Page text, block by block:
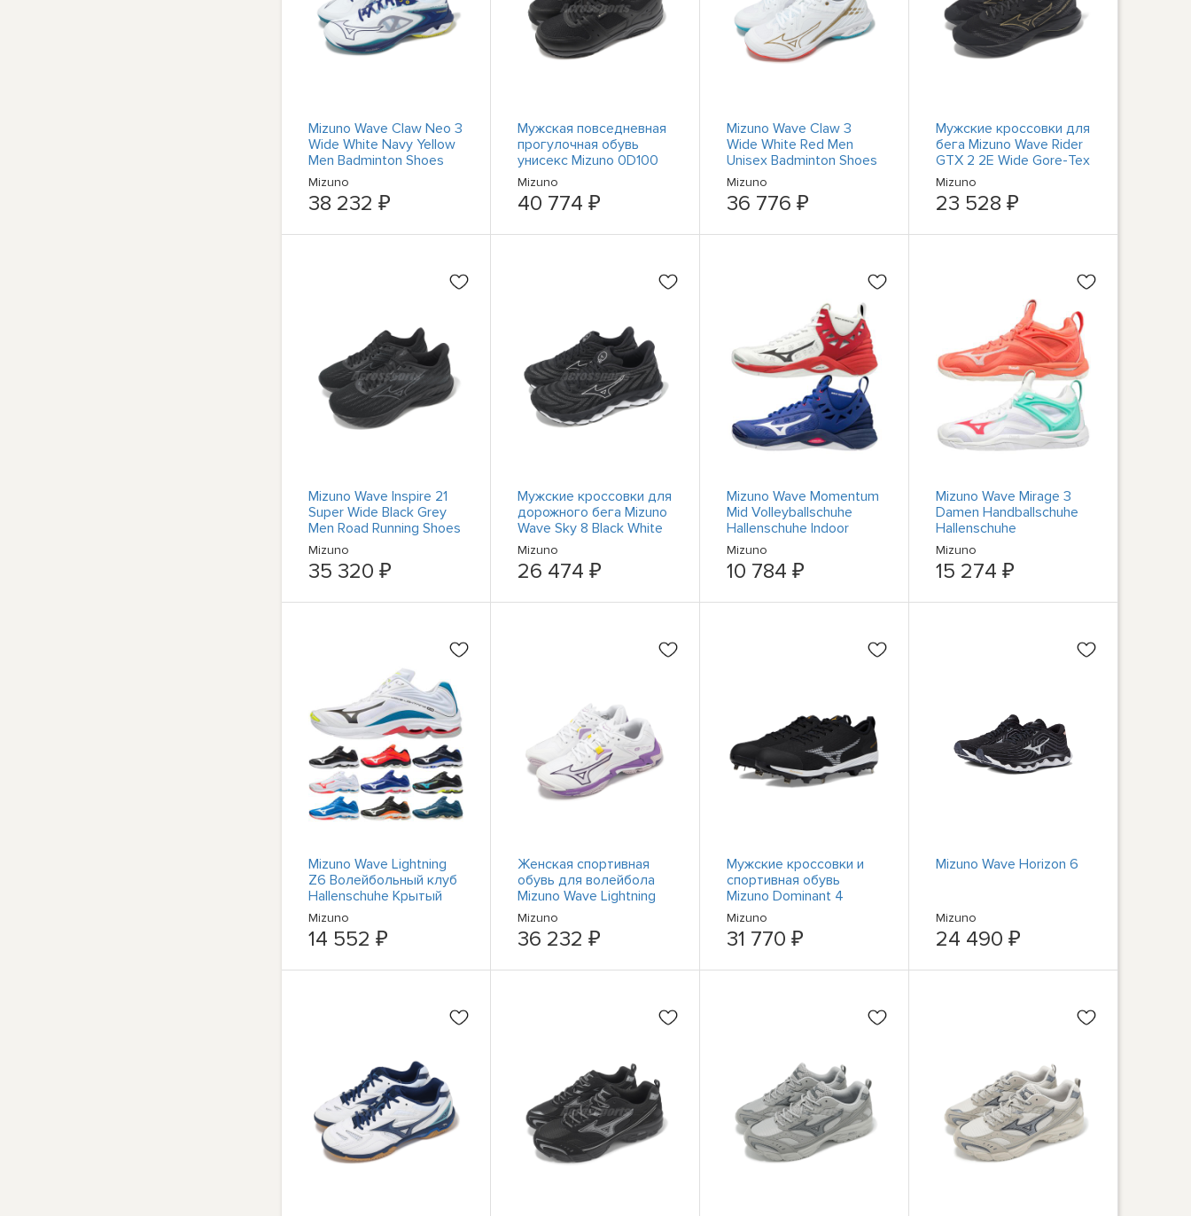
Mizuno Wave Claw Neo 3
Wide White Navy Yellow
Men Badminton Shoes
71GA2473-16
Mizuno
38 232 ₽
Мужская повседневная
прогулочная обувь
унисекс Mizuno 0D100
GTX 8 Gore-Tex
черного цвета
B1GA2300-09
Mizuno
40 774 ₽
Mizuno Wave Claw 3
Wide White Red Men
Unisex Badminton Shoes
71GA2443-24
Mizuno
36 776 ₽
Мужские кроссовки для
бега Mizuno Wave Rider
GTX 2 2E Wide Gore-Tex
Black Gold J1GC2480-01
Mizuno
23 528 ₽
Mizuno Wave Inspire 21
Super Wide Black Grey
Men Road Running Shoes
J1GC2545-03
Mizuno
35 320 ₽
Мужские кроссовки для
дорожного бега Mizuno
Wave Sky 8 Black White
J1GC2402-52
Mizuno
26 474 ₽
Mizuno Wave Momentum
Mid Volleyballschuhe
Hallenschuhe Indoor
Sportschuhe
Mizuno
10 784 ₽
Mizuno Wave Mirage 3
Damen Handballschuhe
Hallenschuhe
Спортивные тренажеры
для помещений
Mizuno
15 274 ₽
Mizuno Wave Lightning
Z6 Волейбольный клуб
Hallenschuhe Крытый
спортивный клуб
Mizuno
14 552 ₽
Женская спортивная
обувь для волейбола
Mizuno Wave Lightning
Z8 White Purple
V1GC2400-10
Mizuno
36 232 ₽
Мужские кроссовки и
спортивная обувь
Mizuno Dominant 4
Mizuno
31 770 ₽
Mizuno Wave Horizon 6
Mizuno
24 490 ₽